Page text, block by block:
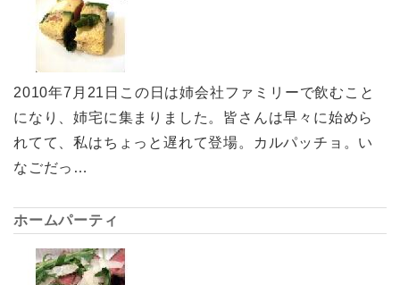
2010年7月21日この日は姉会社ファミリーで飲むこと
になり、姉宅に集まりました。皆さんは早々に始めら
れてて、私はちょっと遅れて登場。カルパッチョ。い
なごだっ…
ホームパーティ